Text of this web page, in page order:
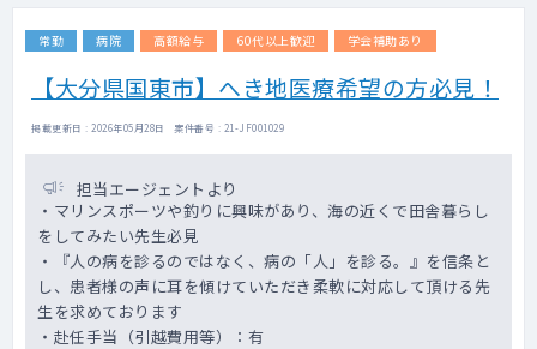
◇保険診療は自由診療の予約外来の合間に診
も予約制を想定）。
◇祝日も勤務日となります。
常勤 病院 高額給与 60代以上歓迎 学会補助あり
【大分県国東市】へき地医療希望の方必見！
掲載更新日 : 2026年05月28日 案件番号 : 21-JF001029
担当エージェントより
・マリンスポーツや釣りに興味があり、海の近くで田舎暮らし
をしてみたい先生必見
・『人の病を診るのではなく、病の「人」を診る。』を信条と
し、患者様の声に耳を傾けていただき柔軟に対応して頂ける先
生を求めております
・赴任手当（引越費用等）：有